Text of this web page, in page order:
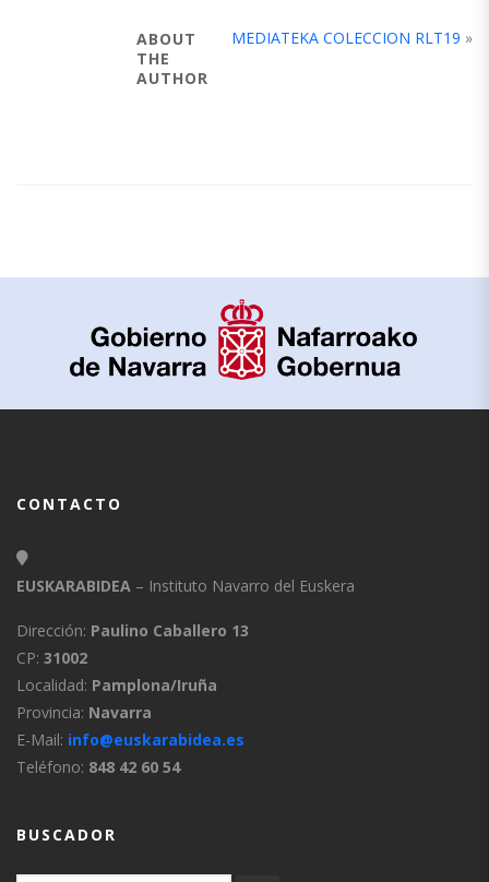
MEDIATEKA COLECCION RLT19 »
ABOUT
THE
AUTHOR
CONTACTO
EUSKARABIDEA – Instituto Navarro del Euskera
Dirección: Paulino Caballero 13
CP: 31002
Localidad: Pamplona/Iruña
Provincia: Navarra
E-Mail: info@euskarabidea.es
Teléfono: 848 42 60 54
BUSCADOR